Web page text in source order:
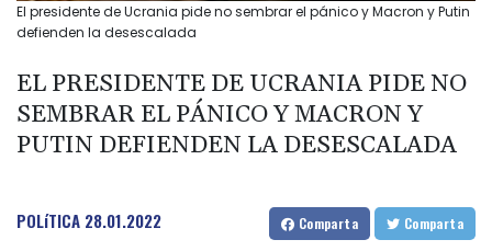
El presidente de Ucrania pide no sembrar el pánico y Macron y Putin
defienden la desescalada
EL PRESIDENTE DE UCRANIA PIDE NO
SEMBRAR EL PÁNICO Y MACRON Y
PUTIN DEFIENDEN LA DESESCALADA
POLíTICA 28.01.2022 Comparta Comparta